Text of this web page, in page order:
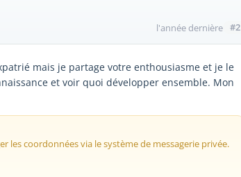
l'année dernière #2
mais je partage votre enthousiasme et je le
et voir quoi développer ensemble. Mon
les coordonnées via le système de messagerie privée.